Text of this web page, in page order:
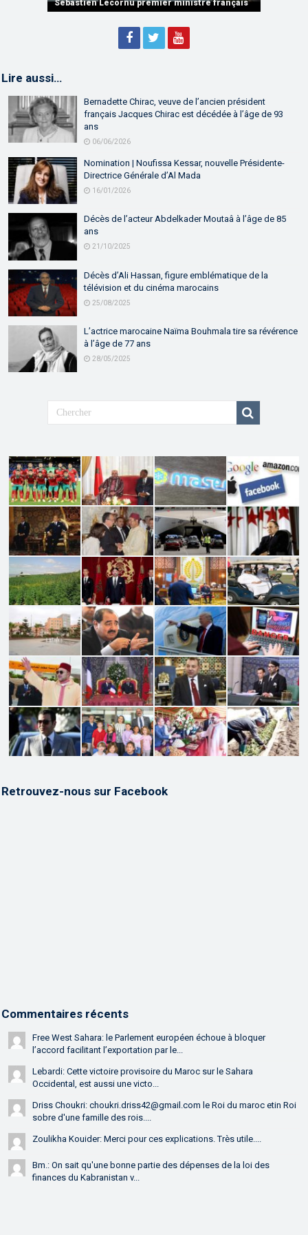
partenariat
Sébastien Lecornu premier ministre français
Discours de M. Aziz Akhannouch
Lire aussi…
Bernadette Chirac, veuve de l’ancien président
français Jacques Chirac est décédée à l’âge de 93
ans
06/06/2026
Nomination | Noufissa Kessar, nouvelle Présidente-
Directrice Générale d’Al Mada
16/01/2026
Décès de l’acteur Abdelkader Moutaâ à l’âge de 85
ans
21/10/2025
Décès d’Ali Hassan, figure emblématique de la
télévision et du cinéma marocains
25/08/2025
L’actrice marocaine Naïma Bouhmala tire sa révérence
à l’âge de 77 ans
28/05/2025
Retrouvez-nous sur Facebook
Commentaires récents
Free West Sahara: le Parlement européen échoue à bloquer
l’accord facilitant l’exportation par le...
Lebardi: Cette victoire provisoire du Maroc sur le Sahara
Occidental, est aussi une victo...
Driss Choukri: choukri.driss42@gmail.com le Roi du maroc etin Roi
sobre d'une famille des rois....
Zoulikha Kouider: Merci pour ces explications. Très utile....
Bm.: On sait qu'une bonne partie des dépenses de la loi des
finances du Kabranistan v...